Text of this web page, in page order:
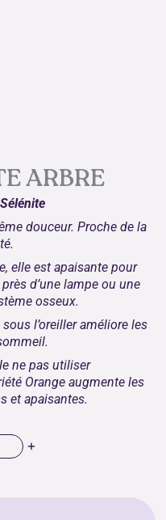
ARBRE
douceur. Proche de la
elle est apaisante pour
d’une lampe ou une
osseux.
l’oreiller améliore les
ne pas utiliser
Orange augmente les
et apaisantes.
+